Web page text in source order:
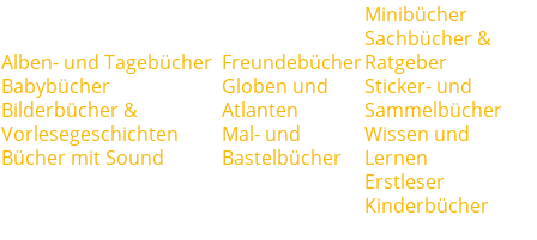
Alben- und Tagebücher
Babybücher
Bilderbücher &
Vorlesegeschichten
Bücher mit Sound
Freundebücher
Globen und
Atlanten
Mal- und
Bastelbücher
Minibücher
Sachbücher &
Ratgeber
Sticker- und
Sammelbücher
Wissen und
Lernen
Erstleser
Kinderbücher